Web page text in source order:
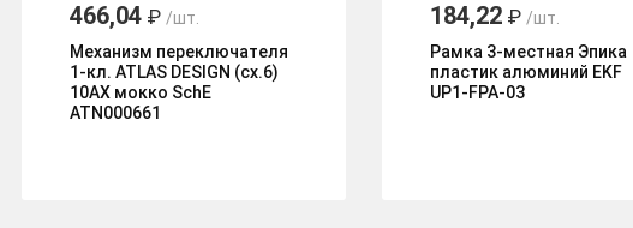
466,04 ₽ /шт.
Механизм переключателя
1-кл. ATLAS DESIGN (сх.6)
10АХ мокко SchE
ATN000661
184,22 ₽ /шт.
Рамка 3-местная Эпика
пластик алюминий EKF
UP1-FPA-03